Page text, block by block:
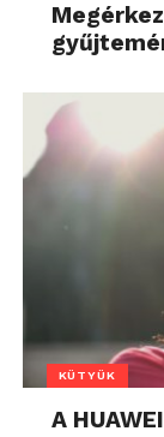
KÜTYÜK
A